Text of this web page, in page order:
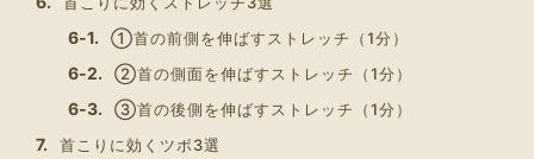
①首の前側を伸ばすストレッチ（1分）
②首の側面を伸ばすストレッチ（1分）
③首の後側を伸ばすストレッチ（1分）
首こりに効くツボ3選